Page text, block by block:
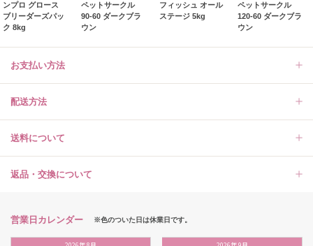
ンプロ グロース
ブリーダーズパッ
ク 8kg
ペットサークル
90-60 ダークブラ
ウン
フィッシュ オール
ステージ 5kg
ペットサークル
120-60 ダークブラ
ウン
お支払い方法
配送方法
送料について
返品・交換について
営業日カレンダー ※色のついた日は休業日です。